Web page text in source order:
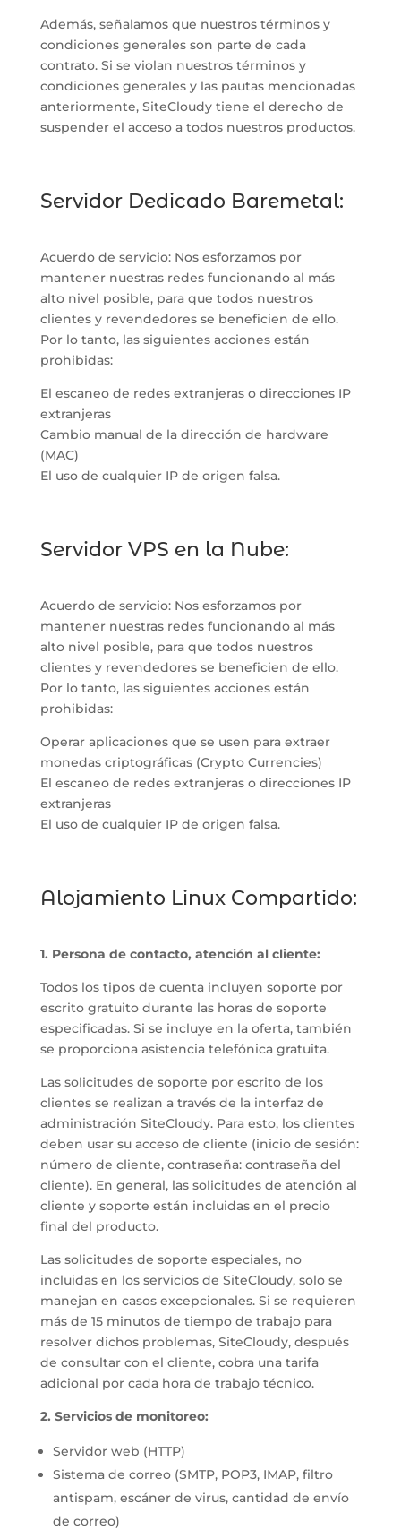
Además, señalamos que nuestros términos y
condiciones generales son parte de cada
contrato. Si se violan nuestros términos y
condiciones generales y las pautas mencionadas
anteriormente, SiteCloudy tiene el derecho de
suspender el acceso a todos nuestros productos.
Servidor Dedicado Baremetal:
Acuerdo de servicio: Nos esforzamos por
mantener nuestras redes funcionando al más
alto nivel posible, para que todos nuestros
clientes y revendedores se beneficien de ello.
Por lo tanto, las siguientes acciones están
prohibidas:
El escaneo de redes extranjeras o direcciones IP
extranjeras
Cambio manual de la dirección de hardware
(MAC)
El uso de cualquier IP de origen falsa.
Servidor VPS en la Nube:
Acuerdo de servicio: Nos esforzamos por
mantener nuestras redes funcionando al más
alto nivel posible, para que todos nuestros
clientes y revendedores se beneficien de ello.
Por lo tanto, las siguientes acciones están
prohibidas:
Operar aplicaciones que se usen para extraer
monedas criptográficas (Crypto Currencies)
El escaneo de redes extranjeras o direcciones IP
extranjeras
El uso de cualquier IP de origen falsa.
Alojamiento Linux Compartido:
1. Persona de contacto, atención al cliente:
Todos los tipos de cuenta incluyen soporte por
escrito gratuito durante las horas de soporte
especificadas. Si se incluye en la oferta, también
se proporciona asistencia telefónica gratuita.
Las solicitudes de soporte por escrito de los
clientes se realizan a través de la interfaz de
administración SiteCloudy. Para esto, los clientes
deben usar su acceso de cliente (inicio de sesión:
número de cliente, contraseña: contraseña del
cliente). En general, las solicitudes de atención al
cliente y soporte están incluidas en el precio
final del producto.
Las solicitudes de soporte especiales, no
incluidas en los servicios de SiteCloudy, solo se
manejan en casos excepcionales. Si se requieren
más de 15 minutos de tiempo de trabajo para
resolver dichos problemas, SiteCloudy, después
de consultar con el cliente, cobra una tarifa
adicional por cada hora de trabajo técnico.
2. Servicios de monitoreo:
Servidor web (HTTP)
Sistema de correo (SMTP, POP3, IMAP, filtro
antispam, escáner de virus, cantidad de envío
de correo)